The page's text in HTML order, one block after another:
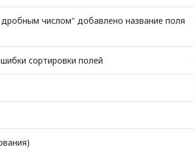
числом" добавлено название поля
сортировки полей